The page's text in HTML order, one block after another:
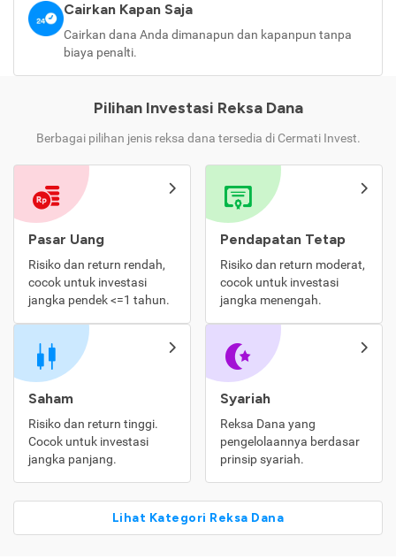
Cairkan Kapan Saja
Cairkan dana Anda dimanapun dan kapanpun tanpa
biaya penalti.
Pilihan Investasi Reksa Dana
Berbagai pilihan jenis reksa dana tersedia di Cermati Invest.
Pasar Uang
Risiko dan return rendah,
cocok untuk investasi
jangka pendek <=1 tahun.
Pendapatan Tetap
Risiko dan return moderat,
cocok untuk investasi
jangka menengah.
Saham
Risiko dan return tinggi.
Cocok untuk investasi
jangka panjang.
Syariah
Reksa Dana yang
pengelolaannya berdasar
prinsip syariah.
Lihat Kategori Reksa Dana